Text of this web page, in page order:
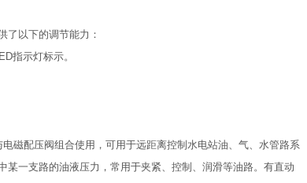
了以下的调节能力：
指示灯标示。
磁配压阀组合使用，可用于远距离控制水电站油、气、水管路系
一支路的油液压力，常用于夹紧、控制、润滑等油路。有直动